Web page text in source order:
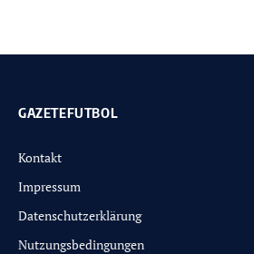
GAZETEFUTBOL
Kontakt
Impressum
Datenschutzerklärung
Nutzungsbedingungen